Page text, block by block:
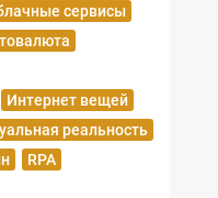
сервисы
Интернет вещей
реальность
RPA